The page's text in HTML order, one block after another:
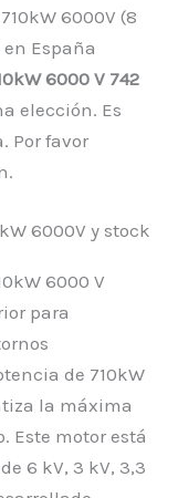
6000 V 742
elección. Es
Por favor
6000V y stock
6000 V
para
de 710kW
la máxima
Este motor está
6 kV, 3 kV, 3,3